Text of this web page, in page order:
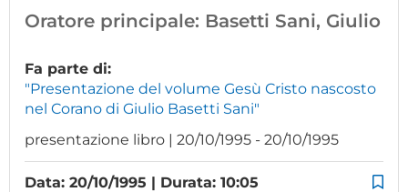
Oratore principale: Basetti Sani, Giulio
Fa parte di:
"Presentazione del volume Gesù Cristo nascosto
nel Corano di Giulio Basetti Sani"
presentazione libro | 20/10/1995 - 20/10/1995
Data: 20/10/1995 | Durata: 10:05